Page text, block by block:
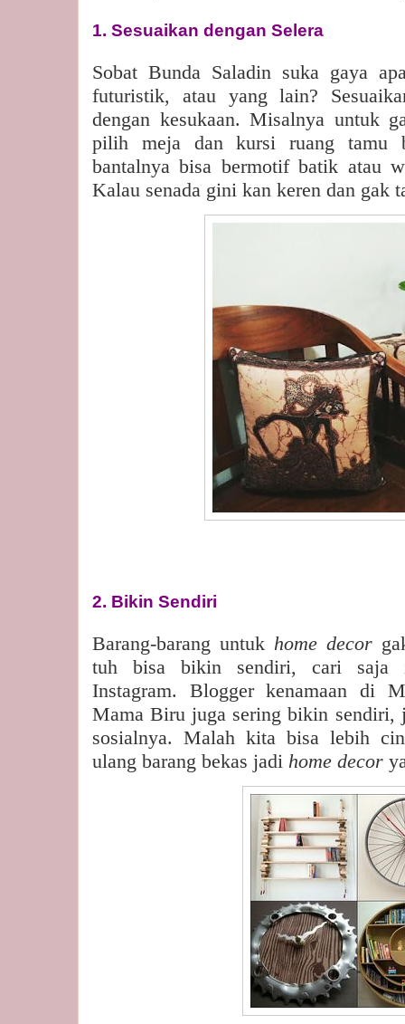
1. Sesuaikan dengan Selera
Sobat Bunda Saladin suka gaya
futuristik, atau yang lain?
dengan kesukaan. Misalnya untuk
pilih meja dan kursi ruang tamu
bantalnya bisa bermotif batik atau
Kalau senada gini kan keren dan gak
2. Bikin Sendiri
Barang-barang untuk home decor
tuh bisa bikin sendiri, cari saja
Instagram. Blogger kenamaan di
Mama Biru juga sering bikin sendiri,
sosialnya. Malah kita bisa lebih
ulang barang bekas jadi home decor